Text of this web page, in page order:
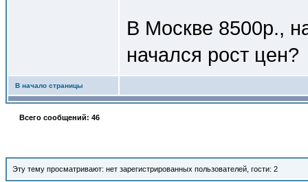
В Москве 8500р.,
начался рост цен?
В начало страницы
Всего сообщений: 46
Эту тему просматривают: нет зарегистрированных пользователей, гости: 2